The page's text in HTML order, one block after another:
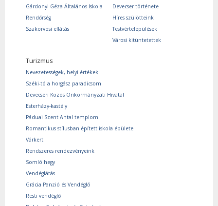
Gárdonyi Géza Általános Iskola
Rendőrség
Szakorvosi ellátás
Devecser története
Híres szülötteink
Testvértelepülések
Városi kitüntetettek
Turizmus
Nevezetességek, helyi értékek
Széki-tó a horgász paradicsom
Devecseri Közös Önkormányzati Hivatal
Esterházy-kastély
Páduai Szent Antal templom
Romantikus stílusban épített iskola épülete
Várkert
Rendszeres rendezvényeink
Somló hegy
Vendéglátás
Grácia Panzió és Vendéglő
Resti vendéglő